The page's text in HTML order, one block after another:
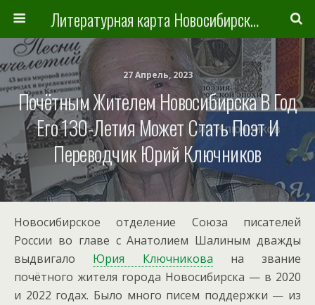
Литературная карта Новосибирска и Новосибирской области
27 Апрель, 2023
Почётным Жителем Новосибирска В Год
Его 130-Летия Может Стать Поэт И
Переводчик Юрий Ключников
Новосибирское отделение Союза писателей
России во главе с Анатолием Шалиным дважды
выдвигало Юрия Ключникова на звание
почётного жителя города Новосибирска — в 2020
и 2022 годах. Было много писем поддержки — из